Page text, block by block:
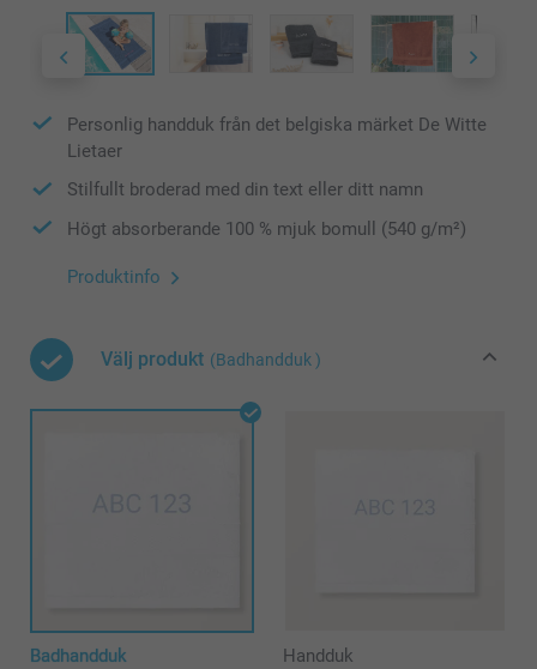
Personlig handduk från det belgiska märket De Witte
Lietaer
Stilfullt broderad med din text eller ditt namn
Högt absorberande 100 % mjuk bomull (540 g/m²)
Produktinfo
Välj produkt (Badhandduk )
Badhandduk Handduk